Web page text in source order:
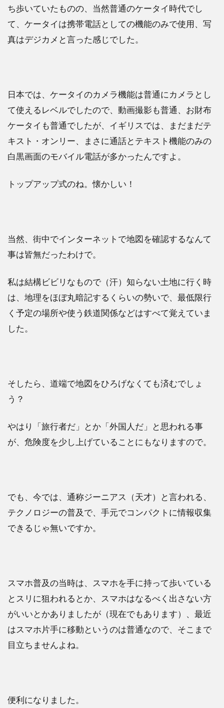
ち歩いていたものの、当然普通のケータイ時代でし
て、ケータイは携帯電話としての機能のみで使用、写
真はデジカメと言った感じでした。
日本では、ケータイのカメラ機能は普通にカメラとし
て使えるレベルでしたので、動画撮影も普通、お財布
ケータイも普通でしたが、イギリスでは、まだまだテ
キスト・オンリー、まさに通話とテキスト機能のみの
白黒画面のモバイル電話が多かったんですよ。
トップアップ式のね。懐かしい！
当然、街中でインターネットで地図を確認するなんて
事は皆無だったわけで。
私は結構ビビリなもので（汗）知らない土地に行く時
は、地理をほぼ丸暗記するくらいの勢いで、最低限行
く予定の場所や使う鉄道関係などはすべて覚えていま
した。
そしたら、道端で地図をひろげなくても済むでしょ
う？
やはり「旅行者だ」とか「外国人だ」と思われる事
が、危険度を少し上げていることにもなりますので。
でも、今では、通称ジーニアス（天才）と言われる、
テクノロジーの普及で、手元でコンパクトに情報収集
できるじゃ無いですか。
スマホ普及の当時は、スマホを手に持って歩いている
とスリに狙われるとか、スマホはなるべく出さない方
がいいとかありましたが（現在でもあります）、最近
はスマホ片手に移動というのは普通なので、そこまで
目立ちませんよね。
便利になりました。